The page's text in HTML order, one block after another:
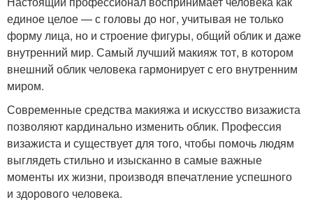
единое целое — с головы до ног, учитывая не только
форму лица, но и строение фигуры, общий облик и даже
внутренний мир. Самый лучший макияж тот, в котором
внешний облик человека гармонирует с его внутренним
миром.
Современные средства макияжа и искусство визажиста
позволяют кардинально изменить облик. Профессия
визажиста и существует для того, чтобы помочь людям
выглядеть стильно и изысканно в самые важные
моменты их жизни, производя впечатление успешного
и здорового человека.